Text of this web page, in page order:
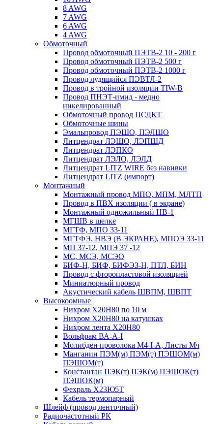
8 AWG
7 AWG
6 AWG
4 AWG
Обмоточный
Провод обмоточный ПЭТВ-2 10 - 200 г
Провод обмоточный ПЭТВ-2 500 г
Провод обмоточный ПЭТВ-2 1000 г
Провод лудящийся ПЭВТЛ-2
Провод в тройной изоляции TIW-B
Провод ПНЭТ-имид - медно
никелированный
Обмоточный провод ПСДКТ
Обмоточные шины
Эмальпровод ПЭШО, ПЭЛШО
Литцендрат ЛЭШО, ЛЭПШД
Литцендрат ЛЭПКО
Литцендрат ЛЭЛО, ЛЭЛД
Литцендрат LITZ WIRE без навивки
Литцендрат LITZ (импорт)
Монтажный
Монтажный провод МПО, МПМ, МЛТП
Провод в ПВХ изоляции ( в экране)
Монтажный одножильный HB-1
МГШВ в шелке
МГТФ, МПО 33-11
МГТФЭ, НВЭ (В ЭКРАНЕ), МПОЭ 33-11
МП 37-12, МПЭ 37 -12
МС, МСЭ, МСЭО
БИФ-Н, БИФ, БИФЭЗ-Н, ПТЛ, БИН
Провод с фторопластовой изоляцией
Миниатюрный провод
Акустический кабель ШВПМ, ШВПТ
Высокоомные
Нихром Х20Н80 по 10 м
Нихром Х20Н80 на катушках
Нихром лента Х20Н80
Вольфрам ВА-А-I
Молибден проволока М4-I-А, Листы Мч
Манганин ПЭМ(м) ПЭМ(т) ПЭШОМ(м)
ПЭШОМ(т)
Константан ПЭК(т) ПЭК(м) ПЭШОК(т)
ПЭШОК(м)
Фехраль Х23Ю5Т
Кабель термопарный
Шлейф (провод ленточный)
Радиочастотный РК